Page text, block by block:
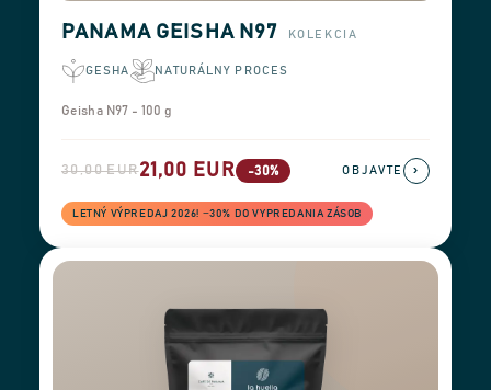
PANAMA GEISHA N97 KOLEKCIA
GESHA NATURÁLNY PROCES
Geisha N97 - 100 g
30,00 EUR21,00 EUR -30%
LETNÝ VÝPREDAJ 2026! −30% DO VYPREDANIA ZÁSOB
OBJAVTE ›